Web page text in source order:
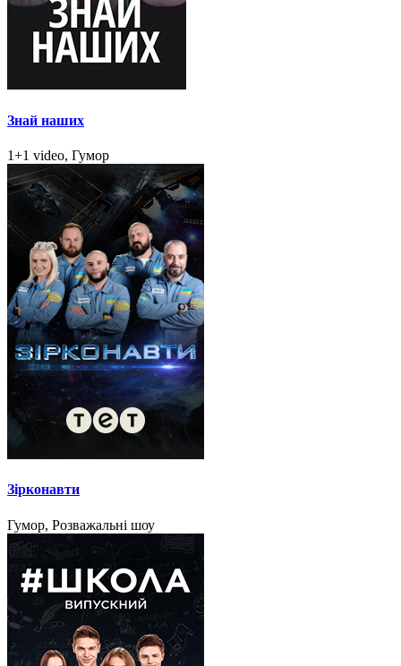
Знай наших
1+1 video, Гумор
Зірконавти
Гумор, Розважальні шоу